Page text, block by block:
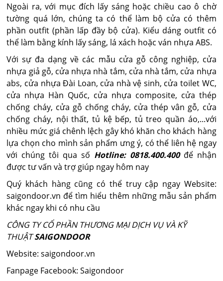
Ngoài ra, với mục đích lấy sáng hoặc chiều cao ô chờ
tường quá lớn, chúng ta có thể làm bộ cửa có thêm
phần outfit (phần lấp đầy bộ cửa). Kiểu dáng outfit có
thể làm bằng kính lấy sáng, lá xách hoặc ván nhựa ABS.
Với sự đa dạng về các mẫu cửa gỗ công nghiệp, cửa
nhựa giả gỗ, cửa nhựa nhà tắm, cửa nhà tắm, cửa nhựa
abs, cửa nhựa Đài Loan, cửa nhà vệ sinh, cửa toilet WC,
cửa nhựa Hàn Quốc, cửa nhựa composite, cửa thép
chống cháy, cửa gỗ chống cháy, cửa thép vân gỗ, cửa
chống cháy, nội thất, tủ kệ bếp, tủ treo quần áo,...với
nhiều mức giá chênh lệch gây khó khăn cho khách hàng
lựa chọn cho mình sản phẩm ưng ý, có thể liên hệ ngay
với chúng tôi qua số Hotline: 0818.400.400để nhận
được tư vấn và trợ giúp ngay hôm nay
Quý khách hàng cũng có thể truy cập ngay Website:
saigondoor.vn để tìm hiểu thêm những mẫu sản phẩm
khác ngay khi có nhu cầu
CÔNG TY CỔ PHẦN THƯƠNG MẠI DỊCH VỤ VÀ KỸ
THUẬT SAIGONDOOR
Website: saigondoor.vn
Fanpage Facebook: Saigondoor